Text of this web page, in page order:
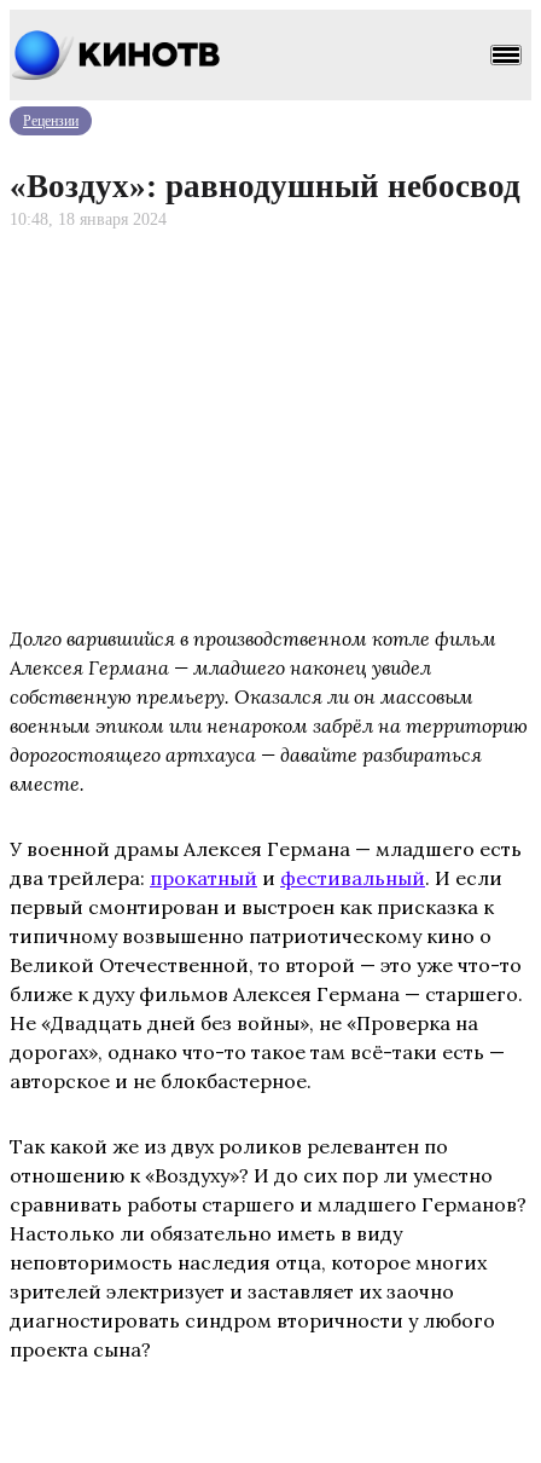
Рецензии
«Воздух»: равнодушный небосвод
10:48, 18 января 2024
Долго варившийся в производственном котле фильм
Алексея Германа — младшего наконец увидел
собственную премьеру. Оказался ли он массовым
военным эпиком или ненароком забрёл на территорию
дорогостоящего артхауса — давайте разбираться
вместе.
У военной драмы Алексея Германа — младшего есть
два трейлера: прокатный и фестивальный. И если
первый смонтирован и выстроен как присказка к
типичному возвышенно патриотическому кино о
Великой Отечественной, то второй — это уже что-то
ближе к духу фильмов Алексея Германа — старшего.
Не «Двадцать дней без войны», не «Проверка на
дорогах», однако что-то такое там всё-таки есть —
авторское и не блокбастерное.
Так какой же из двух роликов релевантен по
отношению к «Воздуху»? И до сих пор ли уместно
сравнивать работы старшего и младшего Германов?
Настолько ли обязательно иметь в виду
неповторимость наследия отца, которое многих
зрителей электризует и заставляет их заочно
диагностировать синдром вторичности у любого
проекта сына?